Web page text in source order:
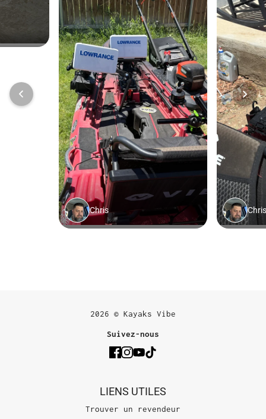
2026 © Kayaks Vibe
Suivez-nous
LIENS UTILES
Trouver un revendeur